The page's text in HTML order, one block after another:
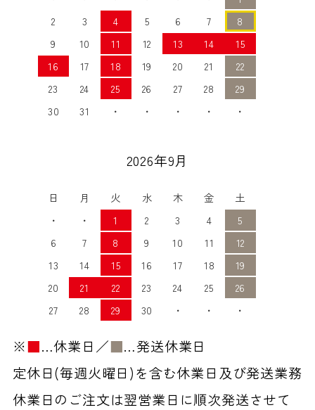
2
3 4 5 6 7
8
9
10 11 12 13 14
15
16
17 18 19 20 21
22
23
24 25 26 27 28
29
30
31 ・ ・ ・ ・ ・
2026年9月
日 月 火 水 木 金
土
・
・ 1 2 3 4
5
6
7 8 9 10 11
12
13
14 15 16 17 18
19
20
21 22 23 24 25
26
27
28 29 30 ・ ・ ・
※■…休業日／■…発送休業日
定休日(毎週火曜日)を含む休業日及び発送業務
休業日のご注文は翌営業日に順次発送させて